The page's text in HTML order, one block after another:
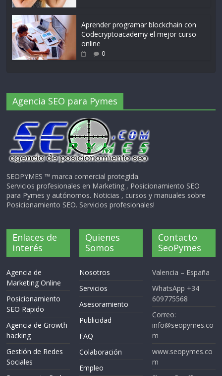
Aprender programar blockchain con
Codecryptoacademy el mejor curso
online
0
Agencia SEO para Pymes
SEOPYMES ™ marca comercial protegida.
Servicios profesionales en Marketing , Posicionamiento SEO
para Pymes y autónomos. Noticias , cursos y manuales sobre
Posicionamiento SEO. Servicios profesionales!
Enlaces de
interés
Agencia de
Marketing Online
Posicionamiento
SEO Rapido
Agencia de Growth
hacking
Gestión de Redes
Sociales
Quienes
Somos
Nosotros
Servicios
Asesoramiento
Publicidad
FAQ
Colaboración
Empleo
Contacto
SeoPymes
Valencia – España
WhatsApp +34
609775568
Correo:
info@seopymes.co
m
www.seopymes.co
m